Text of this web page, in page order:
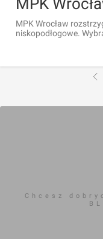
MPK Wrocław
niskopodłogowe.
Chcesz